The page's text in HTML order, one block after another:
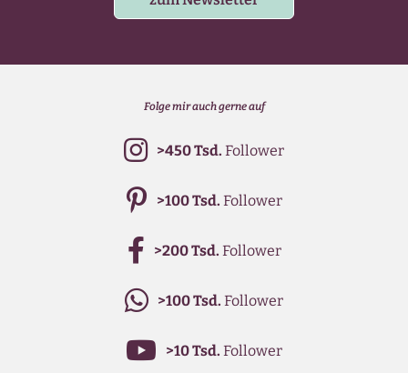
Folge mir auch gerne auf
>450 Tsd. Follower
>100 Tsd. Follower
>200 Tsd. Follower
>100 Tsd. Follower
>10 Tsd. Follower